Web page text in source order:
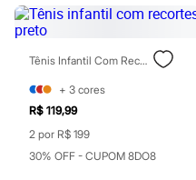
Calçados
Regatas
Moda íntima
Cuecas
Pijamas
Moda praia
Personagens
Plus size
Blusas e Camisetas
Tênis Infantil Com Recortes Preto
+ 3 cores
R$ 119,99
2 por R$ 199
30% OFF - CUPOM 8DO8